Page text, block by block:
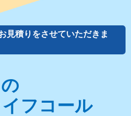
見積りをさせていただきま
フコール